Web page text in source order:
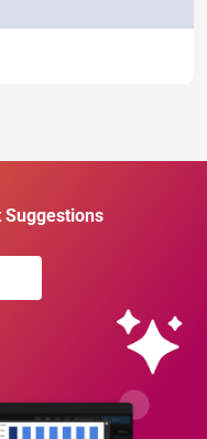
Suggestions